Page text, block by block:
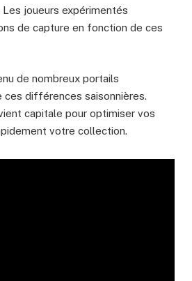
Les joueurs expérimentés
de capture en fonction de ces
de nombreux portails
différences saisonnières.
capitale pour optimiser vos
votre collection.